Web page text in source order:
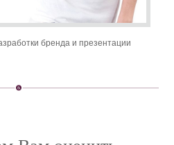
бренда и презентации